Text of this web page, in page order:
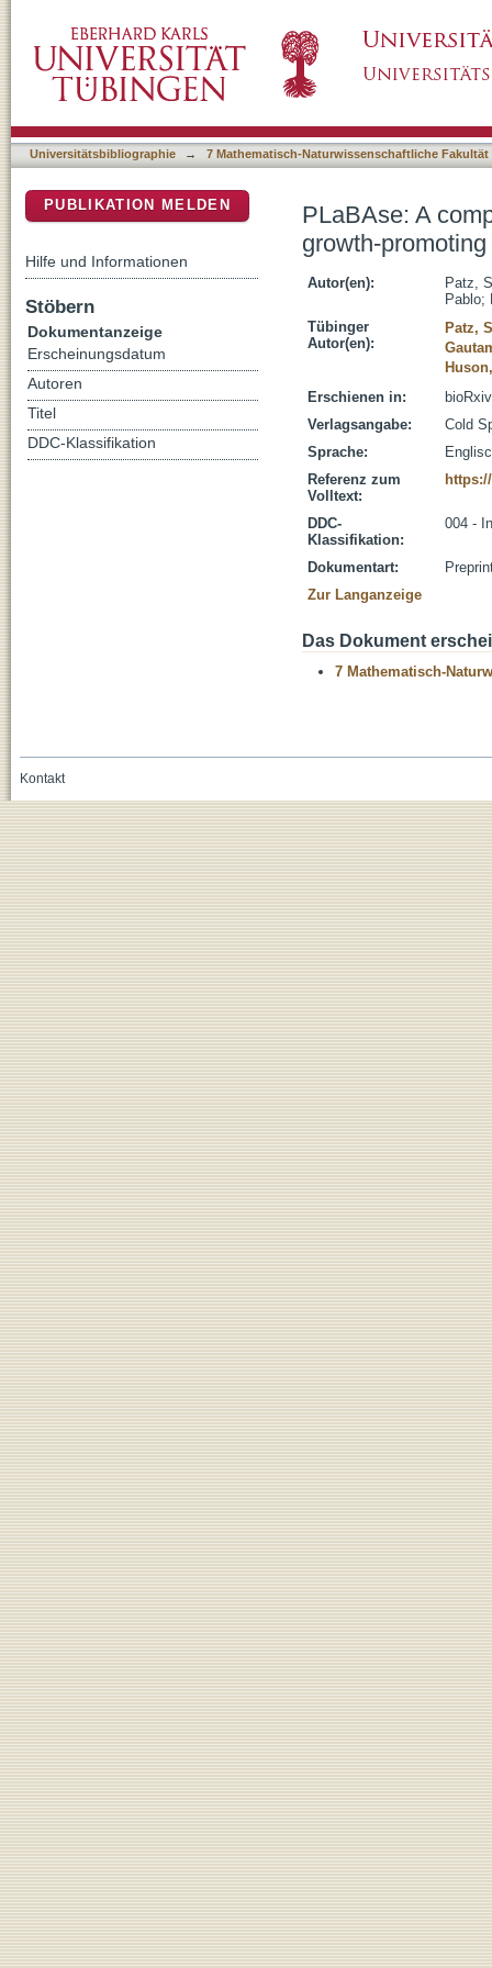
plant-associated bacteria
Universitätsbibliographie → 7 Mathematisch-Naturwissenschaftliche Fakultät
PLaBAse: A
growth-
Autor(en):
Patz,
Pablo;
Tübinger
Autor(en):
Patz,
Erschienen in:
Verlagsangabe:
Cold
Sprache:
Referenz zum
Volltext:
DDC-
Klassifikation:
004 -
Dokumentart:
Zur Langanzeige
Das Dokument
7 Mathematisch-
PUBLIKATION MELDEN
Hilfe und Informationen
Stöbern
Dokumentanzeige
Erscheinungsdatum
Autoren
Titel
DDC-Klassifikation
Kontakt